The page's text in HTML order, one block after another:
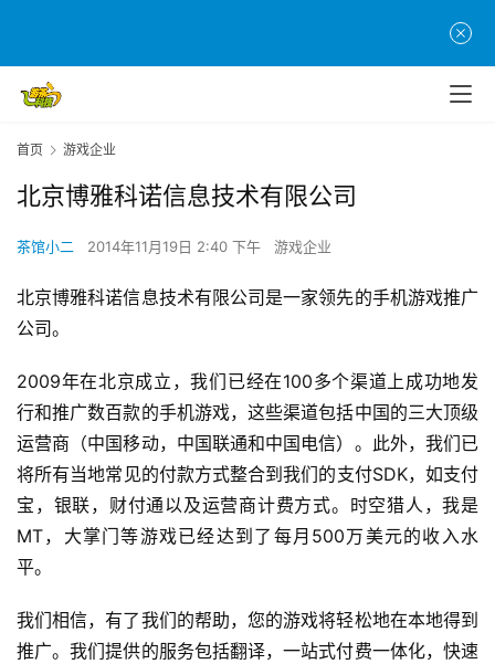
首
页
茶
原
游
戏
业
界
机
游
戏
首页 游戏企业
北京博雅科诺信息技术有限公司
茶馆小二 2014年11月19日 2:40 下午 游戏企业
北京博雅科诺信息技术有限公司是一家领先的手机游戏推广
公司。
2009年在北京成立，我们已经在100多个渠道上成功地发
行和推广数百款的手机游戏，这些渠道包括中国的三大顶级
运营商（中国移动，中国联通和中国电信）。此外，我们已
将所有当地常见的付款方式整合到我们的支付SDK，如支付
宝，银联，财付通以及运营商计费方式。时空猎人，我是
MT，大掌门等游戏已经达到了每月500万美元的收入水
平。
我们相信，有了我们的帮助，您的游戏将轻松地在本地得到
推广。我们提供的服务包括翻译，一站式付费一体化，快速